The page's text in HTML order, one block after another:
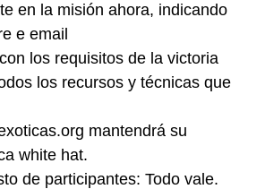
en la misión ahora, indicando
e email
los requisitos de la victoria
los recursos y técnicas que
mantendrá su
white hat.
de participantes: Todo vale.